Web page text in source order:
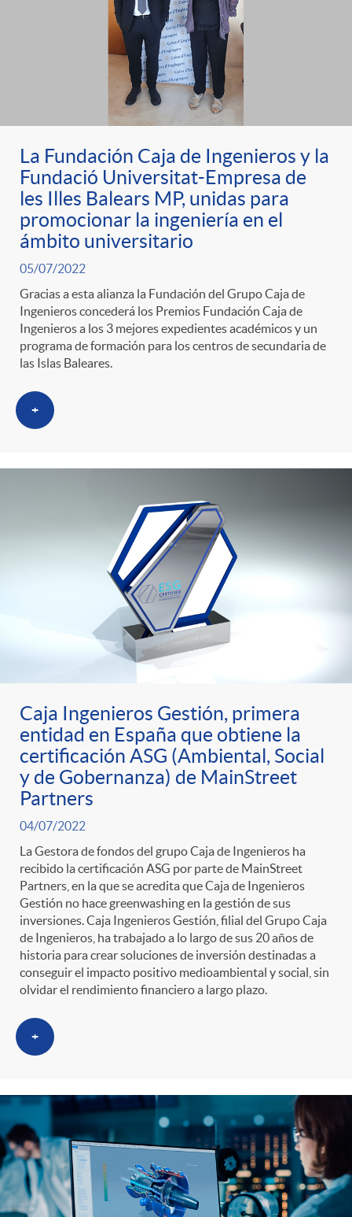
La Fundación Caja de Ingenieros y la
Fundació Universitat-Empresa de
les Illes Balears MP, unidas para
promocionar la ingeniería en el
ámbito universitario
05/07/2022
Gracias a esta alianza la Fundación del Grupo Caja de
Ingenieros concederá los Premios Fundación Caja de
Ingenieros a los 3 mejores expedientes académicos y un
programa de formación para los centros de secundaria de
las Islas Baleares.
+
Caja Ingenieros Gestión, primera
entidad en España que obtiene la
certificación ASG (Ambiental, Social
y de Gobernanza) de MainStreet
Partners
04/07/2022
La Gestora de fondos del grupo Caja de Ingenieros ha
recibido la certificación ASG por parte de MainStreet
Partners, en la que se acredita que Caja de Ingenieros
Gestión no hace greenwashing en la gestión de sus
inversiones. Caja Ingenieros Gestión, filial del Grupo Caja
de Ingenieros, ha trabajado a lo largo de sus 20 años de
historia para crear soluciones de inversión destinadas a
conseguir el impacto positivo medioambiental y social, sin
olvidar el rendimiento financiero a largo plazo.
+